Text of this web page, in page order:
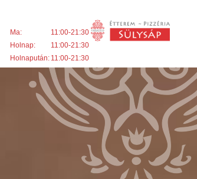
Ma:
11:00-21:30
Holnap:
11:00-21:30
Holnapután: 11:00-21:30